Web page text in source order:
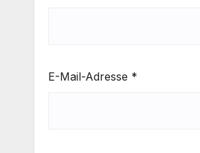
E-Mail-Adresse *